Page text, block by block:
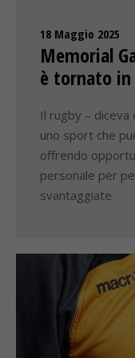
18 Maggio 2025
Memorial
è tornato in
Il rugby – diceva
uno sport che
offrendo
personale per
svantaggiate